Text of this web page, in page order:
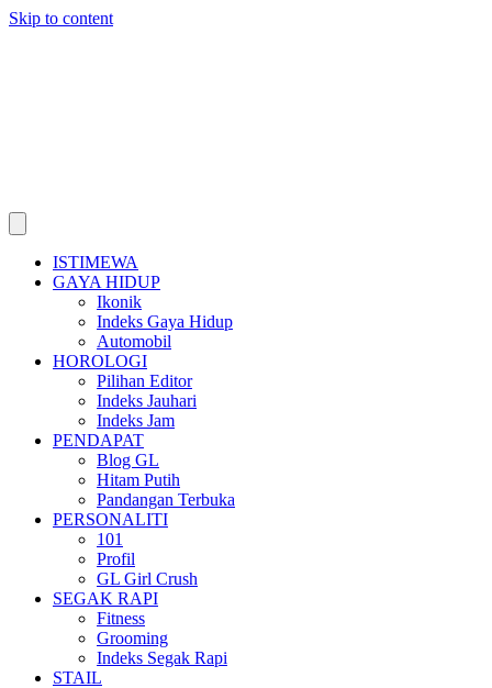
Skip to content
ISTIMEWA
GAYA HIDUP
Ikonik
Indeks Gaya Hidup
Automobil
HOROLOGI
Pilihan Editor
Indeks Jauhari
Indeks Jam
PENDAPAT
Blog GL
Hitam Putih
Pandangan Terbuka
PERSONALITI
101
Profil
GL Girl Crush
SEGAK RAPI
Fitness
Grooming
Indeks Segak Rapi
STAIL